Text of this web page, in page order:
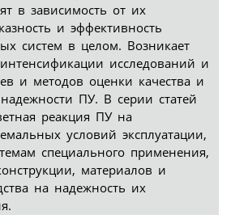
в зависимость от их
и эффективность
систем в целом. Возникает
исследований и
и методов оценки качества и
ПУ. В серии статей
реакция ПУ на
условий эксплуатации,
специального применения,
материалов и
на надежность их